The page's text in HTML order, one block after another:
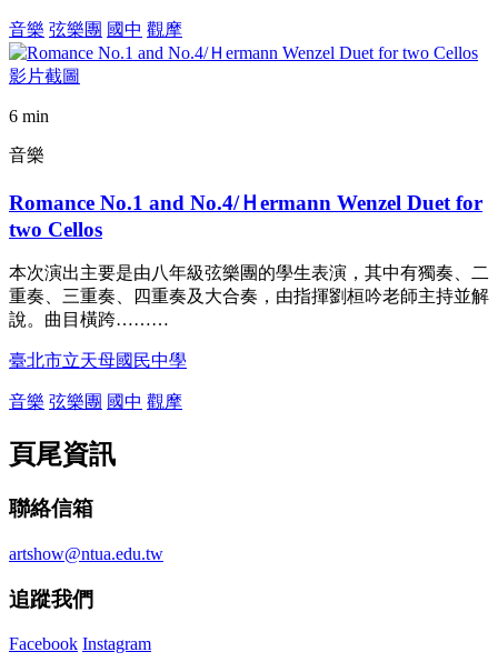
音樂 弦樂團 國中 觀摩
6 min
音樂
Romance No.1 and No.4/Ｈermann Wenzel Duet for
two Cellos
本次演出主要是由八年級弦樂團的學生表演，其中有獨奏、二
重奏、三重奏、四重奏及大合奏，由指揮劉桓吟老師主持並解
說。曲目橫跨………
臺北市立天母國民中學
音樂 弦樂團 國中 觀摩
頁尾資訊
聯絡信箱
artshow@ntua.edu.tw
追蹤我們
Facebook Instagram